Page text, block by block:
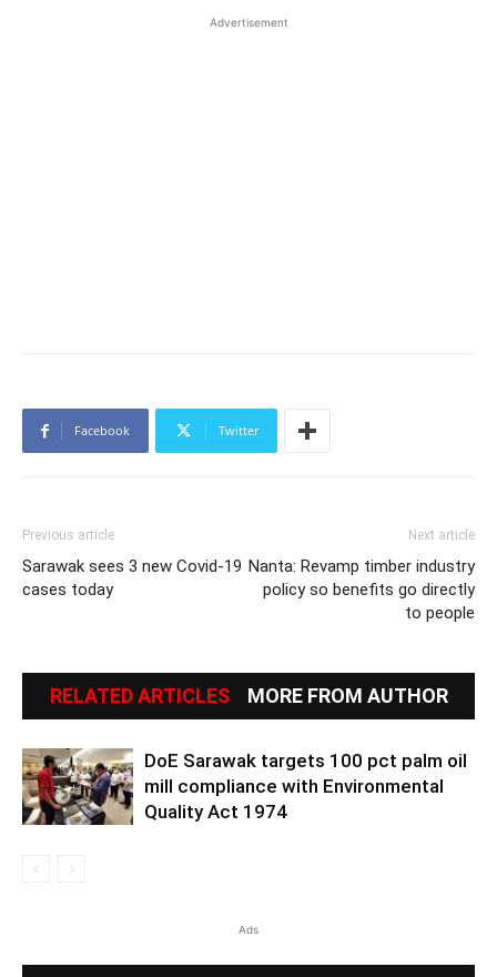
Advertisement
Facebook Twitter
Previous article
Sarawak sees 3 new Covid-19
cases today
Next article
Nanta: Revamp timber industry
policy so benefits go directly
to people
RELATED ARTICLES MORE FROM AUTHOR
DoE Sarawak targets 100 pct palm oil
mill compliance with Environmental
Quality Act 1974
Ads